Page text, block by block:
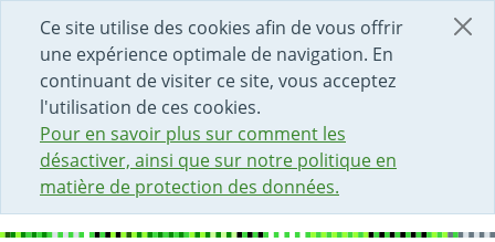
Ce site utilise des cookies afin de vous offrir
une expérience optimale de navigation. En
continuant de visiter ce site, vous acceptez
l'utilisation de ces cookies.
Pour en savoir plus sur comment les
désactiver, ainsi que sur notre politique en
matière de protection des données.
DÉBUT DU CONTENU DE LA PAGE
ACCÈS AU CHAMP DE RECHERCHE
PAGE D'ACCUEIL
FORMULAIRE DE CONTACT